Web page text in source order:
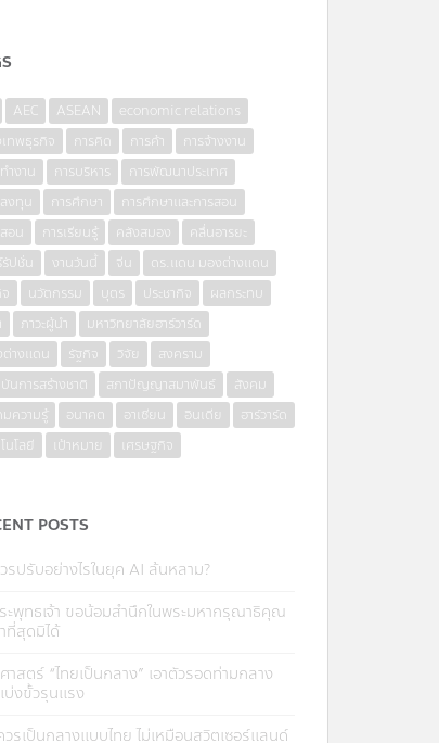
AEC ASEAN
economic relations
ทพธุรกิจ
การคิด การค้า
การจ้างงาน
ำงาน
การบริหาร
การพัฒนาประเทศ
งทุน
การศึกษา
การศึกษาและการสอน
อน
การเรียนรู้ คลังสมอง
คลื่นอารยะ
ปชั่น
งานวันนี้ จีน
ดร.แดน มองต่างแดน
นวัตกรรม บุตร ประชากิจ
ผลกระทบ
ภาวะผู้นำ
มหาวิทยาลัยฮาร์วาร์ด
างแดน
รัฐกิจ วิจัย
สงคราม
นการสร้างชาติ
สภาปัญญาสมาพันธ์
สังคม
ความรู้
อนาคต อาเซียน อินเดีย
ฮาร์วาร์ด
นโลยี
เป้าหมาย เศรษฐกิจ
POSTS
รปรับอย่างไรในยุค AI ล้นหลาม?
ะพุทธเจ้า ขอน้อมสำนึกในพระมหากรุณาธิคุณ
ที่สุดมิได้
าสตร์ “ไทยเป็นกลาง” เอาตัวรอดท่ามกลาง
บ่งขั้วรุนแรง
วรเป็นกลางแบบไทย ไม่เหมือนสวิตเซอร์แลนด์